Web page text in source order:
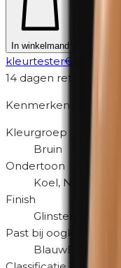
In winkelmand
Niet
kleurtester€
14 dagen retour
Kenmerken
Kleurgroep
Bruin
Ondertoon
Koel, Neutraal
Finish
Glinsterend
Past bij oogkleur
BlauwBruin